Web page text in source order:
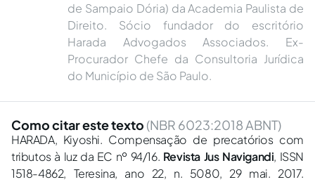
de Sampaio Dória) da Academia Paulista de
Direito. Sócio fundador do escritório
Harada Advogados Associados. Ex-
Procurador Chefe da Consultoria Jurídica
do Município de São Paulo.
Como citar este texto (NBR 6023:2018 ABNT)
HARADA, Kiyoshi. Compensação de precatórios com
tributos à luz da EC nº 94/16. Revista Jus Navigandi, ISSN
1518-4862, Teresina, ano 22, n. 5080, 29 mai. 2017.